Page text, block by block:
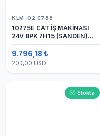
KLM-02 0788
10275E CAT İŞ MAKİNASI
24V 8PK 7H15 (SANDEN)
BLOK
9.796,18 ₺
200,00 USD
Stokta